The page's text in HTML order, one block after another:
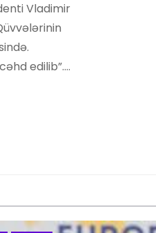
Vladimir
edilib”.…